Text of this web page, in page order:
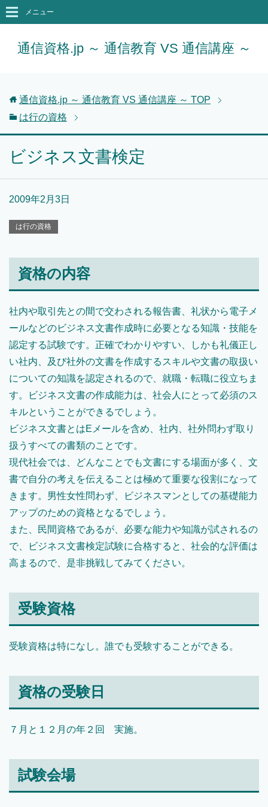
通信資格.jp ～ 通信教育 VS 通信講座 ～
メニュー
通信資格.jp ～ 通信教育 VS 通信講座 ～ TOP
は行の資格
ビジネス文書検定
2009年2月3日
は行の資格
資格の内容
社内や取引先との間で交わされる報告書、礼状から電子メ
ールなどのビジネス文書作成時に必要となる知識・技能を
認定する試験です。正確でわかりやすい、しかも礼儀正し
い社内、及び社外の文書を作成するスキルや文書の取扱い
についての知識を認定されるので、就職・転職に役立ちま
す。ビジネス文書の作成能力は、社会人にとって必須のス
キルということができるでしょう。
ビジネス文書とはEメールを含め、社内、社外問わず取り
扱うすべての書類のことです。
現代社会では、どんなことでも文書にする場面が多く、文
書で自分の考えを伝えることは極めて重要な役割になって
きます。男性女性問わず、ビジネスマンとしての基礎能力
アップのための資格となるでしょう。
また、民間資格であるが、必要な能力や知識が試されるの
で、ビジネス文書検定試験に合格すると、社会的な評価は
高まるので、是非挑戦してみてください。
受験資格
受験資格は特になし。誰でも受験することができる。
資格の受験日
７月と１２月の年２回 実施。
試験会場